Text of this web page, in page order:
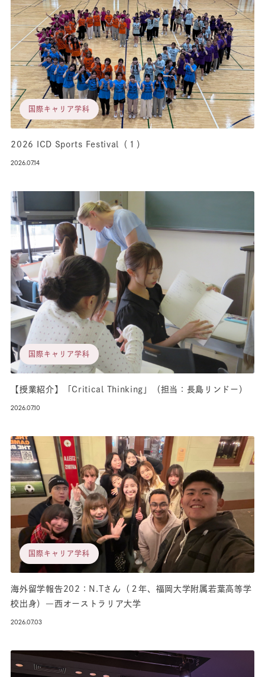
国際キャリア学科
2026 ICD Sports Festival（１）
2026.07.14
国際キャリア学科
【授業紹介】「Critical Thinking」（担当：長島リンドー）
2026.07.10
国際キャリア学科
海外留学報告202：N.Tさん（２年、福岡大学附属若葉高等学
校出身）―西オーストラリア大学
2026.07.03